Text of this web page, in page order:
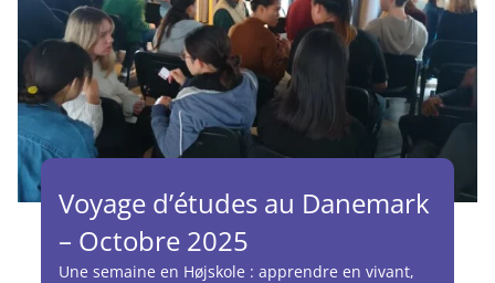
Voyage d’études au Danemark
– Octobre 2025
Une semaine en Højskole : apprendre en vivant,